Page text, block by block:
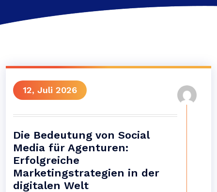
12, Juli 2026
Die Bedeutung von Social
Media für Agenturen:
Erfolgreiche
Marketingstrategien in der
digitalen Welt